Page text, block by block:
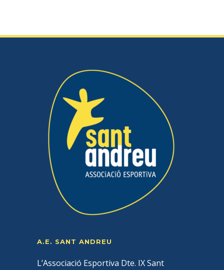
A.E. SANT ANDREU
L’Associació Esportiva Dte. IX Sant